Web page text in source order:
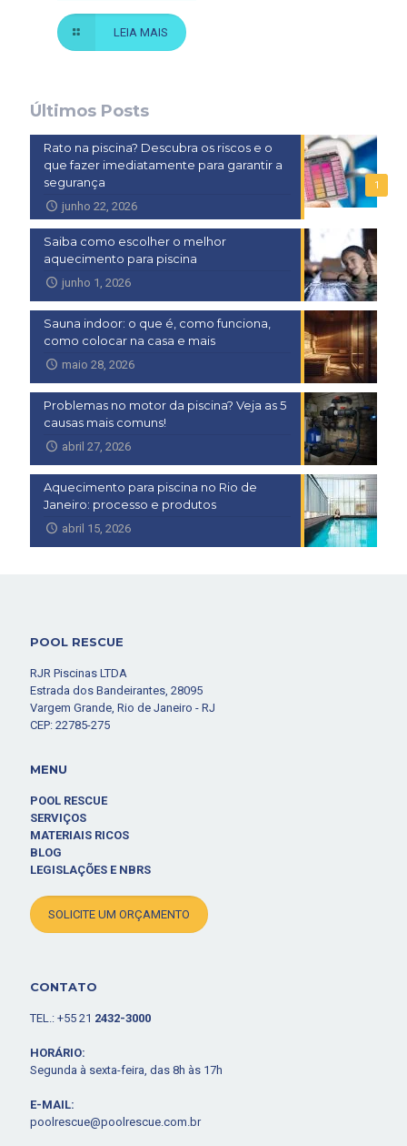
LEIA MAIS
Últimos Posts
1
Rato na piscina? Descubra os riscos e o
que fazer imediatamente para garantir a
segurança
junho 22, 2026
Saiba como escolher o melhor
aquecimento para piscina
junho 1, 2026
Sauna indoor: o que é, como funciona,
como colocar na casa e mais
maio 28, 2026
Problemas no motor da piscina? Veja as 5
causas mais comuns!
abril 27, 2026
Aquecimento para piscina no Rio de
Janeiro: processo e produtos
abril 15, 2026
POOL RESCUE
RJR Piscinas LTDA
Estrada dos Bandeirantes, 28095
Vargem Grande, Rio de Janeiro - RJ
CEP: 22785-275
MENU
POOL RESCUE
SERVIÇOS
MATERIAIS RICOS
BLOG
LEGISLAÇÕES E NBRS
SOLICITE UM ORÇAMENTO
CONTATO
TEL.: +55 21 2432-3000
HORÁRIO:
Segunda à sexta-feira, das 8h às 17h
E-MAIL:
poolrescue@poolrescue.com.br